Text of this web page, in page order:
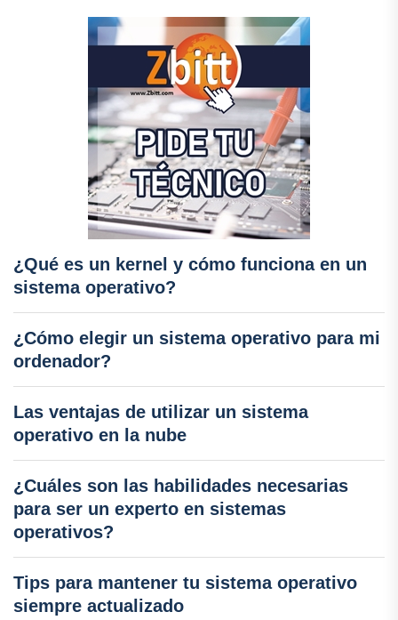
¿Qué es un kernel y cómo funciona en un
sistema operativo?
¿Cómo elegir un sistema operativo para mi
ordenador?
Las ventajas de utilizar un sistema
operativo en la nube
¿Cuáles son las habilidades necesarias
para ser un experto en sistemas
operativos?
Tips para mantener tu sistema operativo
siempre actualizado